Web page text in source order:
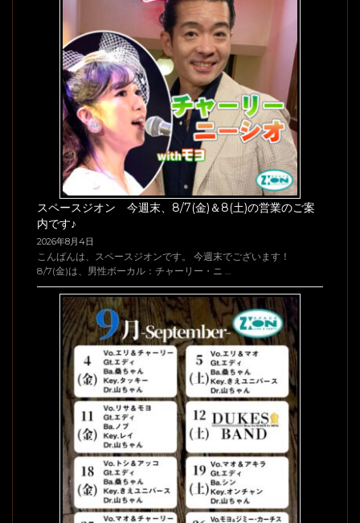
スペースジオン 今週末、8/7(金)＆8(土)の営業のご案
内です♪
2026年8月4日
こんばんは、スペースジオンです。 今週末でございます！
8/7(金)は、男性ボーカル：チャーリー・ニ …